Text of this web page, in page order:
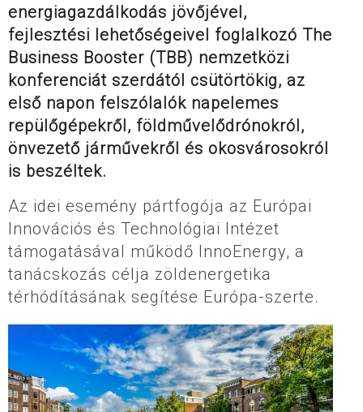
energiagazdálkodás jövőjével,
fejlesztési lehetőségeivel foglalkozó The
Business Booster (TBB) nemzetközi
konferenciát szerdától csütörtökig, az
első napon felszólalók napelemes
repülőgépekről, földművelődrónokról,
önvezető járművekről és okosvárosokról
is beszéltek.
Az idei esemény pártfogója az Európai
Innovációs és Technológiai Intézet
támogatásával működő InnoEnergy, a
tanácskozás célja zöldenergetika
térhódításának segítése Európa-szerte.